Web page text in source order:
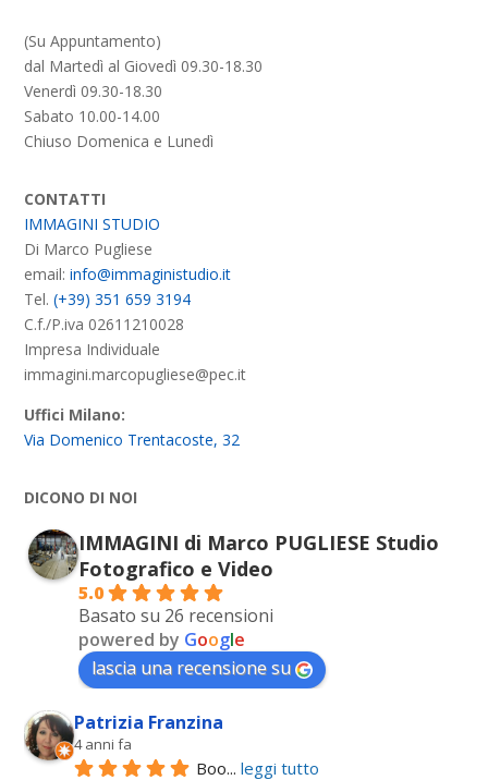
(Su Appuntamento)
dal Martedì al Giovedì 09.30-18.30
Venerdì 09.30-18.30
Sabato 10.00-14.00
Chiuso Domenica e Lunedì
CONTATTI
IMMAGINI STUDIO
Di Marco Pugliese
email:info@immaginistudio.it
Tel.(+39) 351 659 3194
C.f./P.iva 02611210028
Impresa Individuale
immagini.marcopugliese@pec.it
Uffici Milano:
Via Domenico Trentacoste, 32
DICONO DI NOI
IMMAGINI di Marco PUGLIESE Studio
Fotografico e Video
5.0
Basato su 26 recensioni
powered by Google
lascia una recensione su
Patrizia Franzina
4 anni fa
Boo... leggi tutto